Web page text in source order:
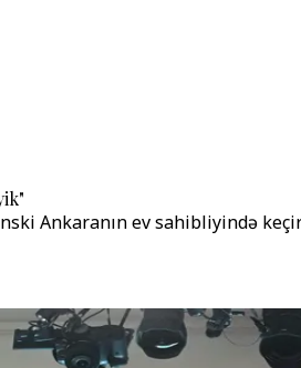
Ankaranın ev sahibliyində